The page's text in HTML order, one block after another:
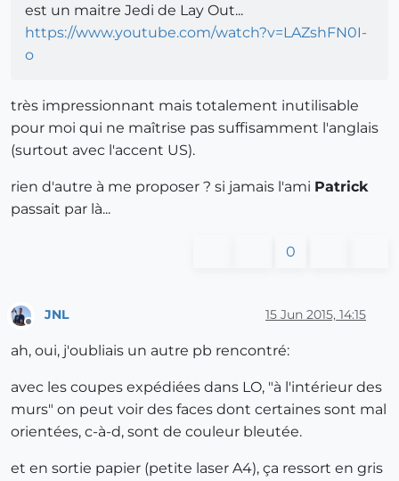
est un maitre Jedi de Lay Out...
https://www.youtube.com/watch?v=LAZshFN0I-
o
très impressionnant mais totalement inutilisable
pour moi qui ne maîtrise pas suffisamment l'anglais
(surtout avec l'accent US).
rien d'autre à me proposer ? si jamais l'ami Patrick
passait par là...
0
JNL 15 Jun 2015, 14:15
ah, oui, j'oubliais un autre pb rencontré:
avec les coupes expédiées dans LO, "à l'intérieur des
murs" on peut voir des faces dont certaines sont mal
orientées, c-à-d, sont de couleur bleutée.
et en sortie papier (petite laser A4), ça ressort en gris